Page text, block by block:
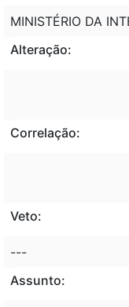
MINISTÉRIO DA
Alteração:
Correlação:
Veto:
---
Assunto: